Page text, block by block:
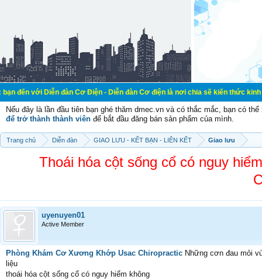
Diễn đàn Cơ Điện - Diễn đàn Cơ điện là nơi chia sẽ kiến thức kinh nghiệm
Nếu đây là lần đầu tiên bạn ghé thăm dmec.vn và có thắc mắc, bạn có
để trở thành thành viên để bắt đầu đăng bán sản phẩm của mình.
Trang chủ Diễn đàn GIAO LƯU - KẾT BẠN - LIÊN KẾT Giao lưu
Thoái hóa cột sống cổ có nguy
uyenuyen01
Active Member
Phòng Khám Cơ Xương Khớp Usac Chiropractic Những cơn đau mỏi
liệu
thoái hóa cột sống cổ có nguy hiểm không